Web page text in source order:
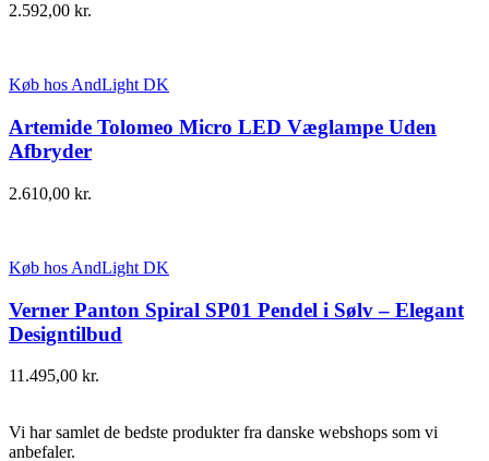
2.592,00 kr.
Køb hos AndLight DK
Artemide Tolomeo Micro LED Væglampe Uden
Afbryder
2.610,00 kr.
Køb hos AndLight DK
Verner Panton Spiral SP01 Pendel i Sølv – Elegant
Designtilbud
11.495,00 kr.
Vi har samlet de bedste produkter fra danske webshops som vi
anbefaler.